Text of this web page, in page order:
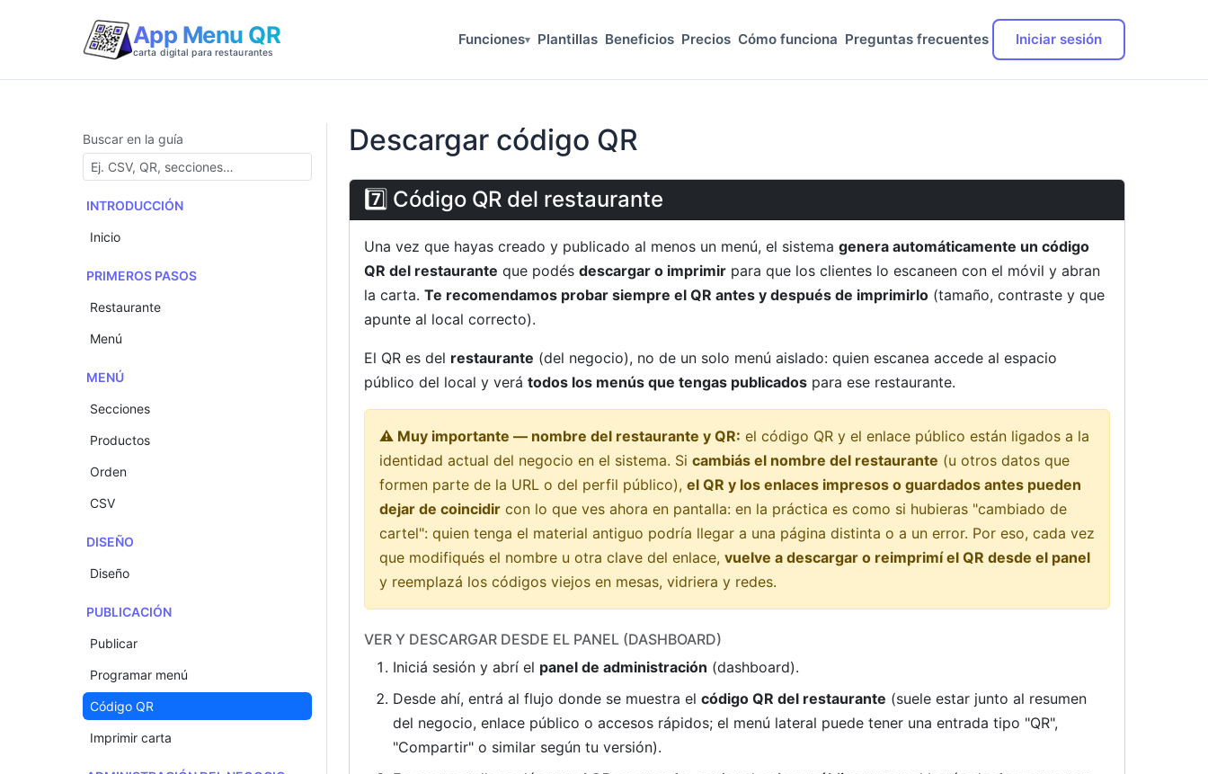
App Menu QR
carta digital para restaurantes
Funciones▾ Plantillas Beneficios Precios Cómo funciona Preguntas frecuentes Iniciar sesión
Buscar en la guía
INTRODUCCIÓN
Inicio
PRIMEROS PASOS
Restaurante
Menú
MENÚ
Secciones
Productos
Orden
CSV
DISEÑO
Diseño
PUBLICACIÓN
Publicar
Programar menú
Código QR
Imprimir carta
Descargar código QR
7️⃣ Código QR del restaurante
Una vez que hayas creado y publicado al menos un menú, el sistema genera automáticamente un código
QR del restaurante que podés descargar o imprimir para que los clientes lo escaneen con el móvil y abran
la carta. Te recomendamos probar siempre el QR antes y después de imprimirlo (tamaño, contraste y que
apunte al local correcto).
El QR es del restaurante (del negocio), no de un solo menú aislado: quien escanea accede al espacio
público del local y verá todos los menús que tengas publicados para ese restaurante.
⚠️ Muy importante — nombre del restaurante y QR: el código QR y el enlace público están ligados a la
identidad actual del negocio en el sistema. Si cambiás el nombre del restaurante (u otros datos que
formen parte de la URL o del perfil público), el QR y los enlaces impresos o guardados antes pueden
dejar de coincidir con lo que ves ahora en pantalla: en la práctica es como si hubieras "cambiado de
cartel": quien tenga el material antiguo podría llegar a una página distinta o a un error. Por eso, cada vez
que modifiqués el nombre u otra clave del enlace, vuelve a descargar o reimprimí el QR desde el panel
y reemplazá los códigos viejos en mesas, vidriera y redes.
VER Y DESCARGAR DESDE EL PANEL (DASHBOARD)
Iniciá sesión y abrí el panel de administración (dashboard).
Desde ahí, entrá al flujo donde se muestra el código QR del restaurante (suele estar junto al resumen
del negocio, enlace público o accesos rápidos; el menú lateral puede tener una entrada tipo "QR",
"Compartir" o similar según tu versión).